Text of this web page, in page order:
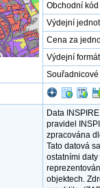
Obchodní kód
Výdejní
Cena za
Výdejní
Souřadnicové
Data
pravidel
zpracována
Tato datová
ostatními daty
objektech.